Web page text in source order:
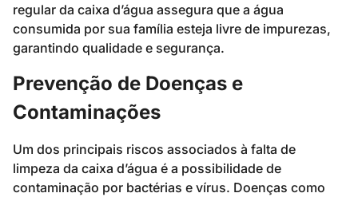
regular da caixa d’água assegura que a água
consumida por sua família esteja livre de impurezas,
garantindo qualidade e segurança.
Prevenção de Doenças e
Contaminações
Um dos principais riscos associados à falta de
limpeza da caixa d’água é a possibilidade de
contaminação por bactérias e vírus. Doenças como